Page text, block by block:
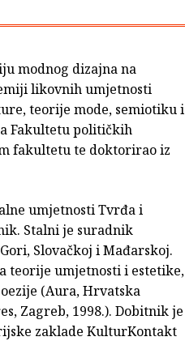
modnog dizajna na
likovnih umjetnosti
teorije mode, semiotiku i
Fakultetu političkih
fakultetu te doktorirao iz
umjetnosti Tvrđa i
Stalni je suradnik
Slovačkoj i Mađarskoj.
teorije umjetnosti i estetike,
(Aura, Hrvatska
Zagreb, 1998.). Dobitnik je
zaklade KulturKontakt